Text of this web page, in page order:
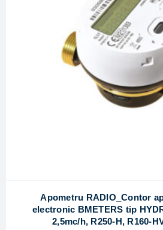
Apometru RADIO_Contor
electronic BMETERS tip
2,5mc/h, R250-H, R160-